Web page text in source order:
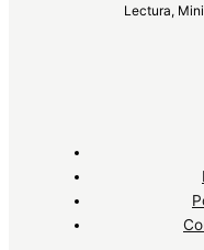
Lectura,